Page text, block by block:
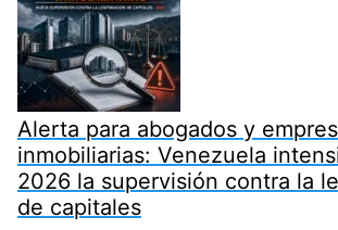
Alerta para abogados y
inmobiliarias: Venezuela
2026 la supervisión contra la
de capitales